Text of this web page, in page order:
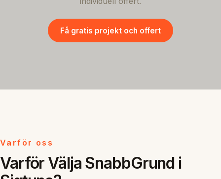
Få gratis projekt och offert
Varför oss
Varför Välja SnabbGrund i